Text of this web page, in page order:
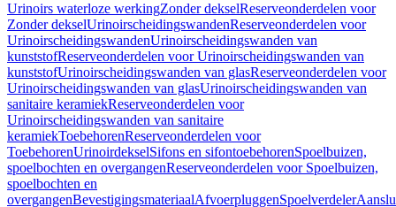
Urinoirs waterloze werkingZonder dekselReserveonderdelen voor
Zonder dekselUrinoirscheidingswandenReserveonderdelen voor
UrinoirscheidingswandenUrinoirscheidingswanden van
kunststofReserveonderdelen voor Urinoirscheidingswanden van
kunststofUrinoirscheidingswanden van glasReserveonderdelen voor
Urinoirscheidingswanden van glasUrinoirscheidingswanden van
sanitaire keramiekReserveonderdelen voor
Urinoirscheidingswanden van sanitaire
keramiekToebehorenReserveonderdelen voor
ToebehorenUrinoirdekselSifons en sifontoebehorenSpoelbuizen,
spoelbochten en overgangenReserveonderdelen voor Spoelbuizen,
spoelbochten en
overgangenBevestigingsmateriaalAfvoerpluggenSpoelverdeler